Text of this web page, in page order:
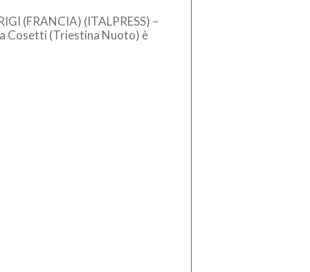
(FRANCIA) (ITALPRESS) –
Cosetti (Triestina Nuoto) è